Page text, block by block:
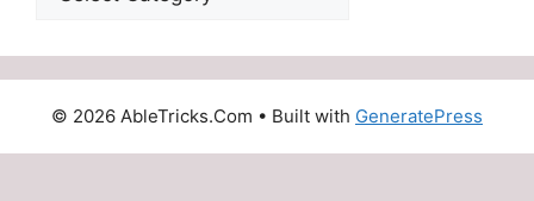
© 2026 AbleTricks.Com • Built with GeneratePress